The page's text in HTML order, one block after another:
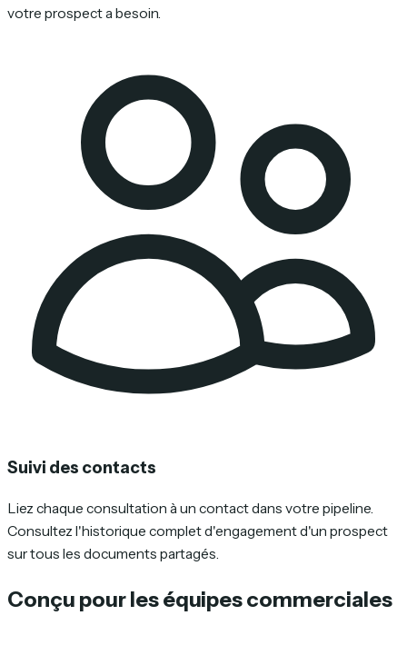
votre prospect a besoin.
Suivi des contacts
Liez chaque consultation à un contact dans votre pipeline.
Consultez l'historique complet d'engagement d'un prospect
sur tous les documents partagés.
Conçu pour les équipes commerciales